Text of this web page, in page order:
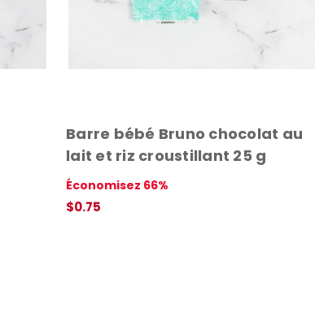
Barre bébé Bruno chocolat au
lait et riz croustillant 25 g
Économisez 66%
$0.75